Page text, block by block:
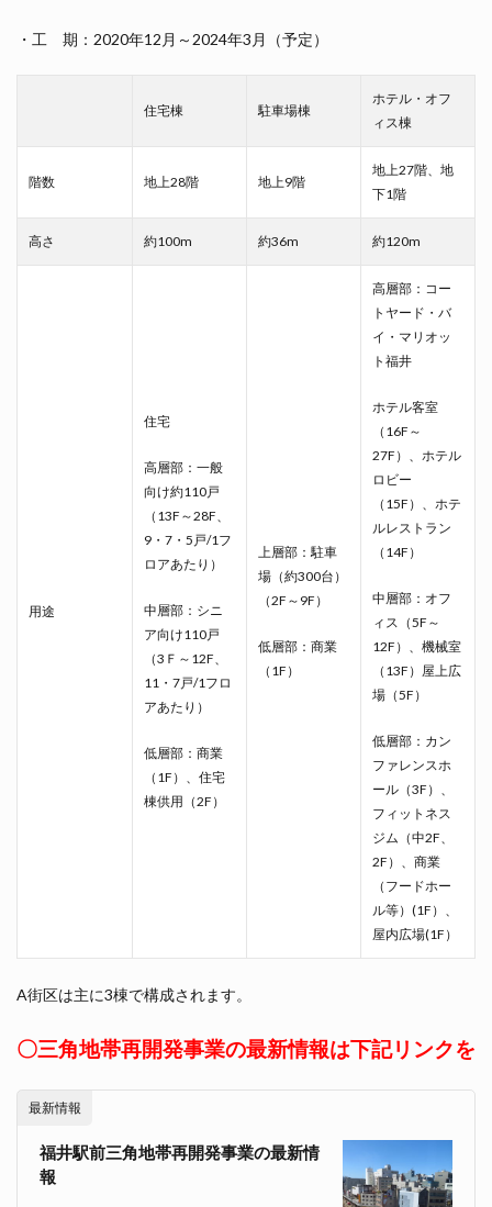
・工 期：2020年12月～2024年3月（予定）
住宅棟 駐車場棟
ホテル・オフ
ィス棟
階数 地上28階 地上9階
地上27階、地
下1階
高さ 約100m 約36m 約120m
用途
住宅
高層部：一般
向け約110戸
（13F～28F、
9・7・5戸/1フ
ロアあたり）
中層部：シニ
ア向け110戸
（3Ｆ～12F、
11・7戸/1フロ
アあたり）
低層部：商業
（1F）、住宅
棟供用（2F）
上層部：駐車
場（約300台）
（2F～9F）
低層部：商業
（1F）
高層部：コー
トヤード・バ
イ・マリオッ
ト福井
ホテル客室
（16F～
27F）、ホテル
ロビー
（15F）、ホテ
ルレストラン
（14F）
中層部：オフ
ィス（5F～
12F）、機械室
（13F）屋上広
場（5F）
低層部：カン
ファレンスホ
ール（3F）、
フィットネス
ジム（中2F、
2F）、商業
（フードホー
ル等）(1F）、
屋内広場(1F）
A街区は主に3棟で構成されます。
〇三角地帯再開発事業の最新情報は下記リンクを
最新情報
福井駅前三角地帯再開発事業の最新情
報